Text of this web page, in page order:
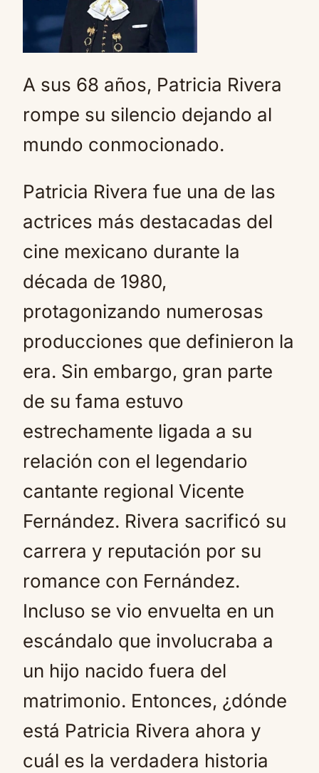
A sus 68 años, Patricia Rivera
rompe su silencio dejando al
mundo conmocionado.
Patricia Rivera fue una de las
actrices más destacadas del
cine mexicano durante la
década de 1980,
protagonizando numerosas
producciones que definieron la
era. Sin embargo, gran parte
de su fama estuvo
estrechamente ligada a su
relación con el legendario
cantante regional Vicente
Fernández. Rivera sacrificó su
carrera y reputación por su
romance con Fernández.
Incluso se vio envuelta en un
escándalo que involucraba a
un hijo nacido fuera del
matrimonio. Entonces, ¿dónde
está Patricia Rivera ahora y
cuál es la verdadera historia